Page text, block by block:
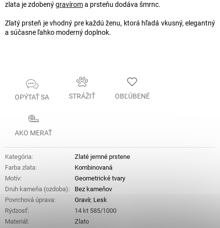
zlata je zdobenýgravíroma prsteňu dodáva šmrnc.
Zlatý prsteň je vhodný pre každú ženu, ktorá hľadá vkusný, elegantný
a súčasne ľahko moderný doplnok.
OPÝTAŤ SA STRÁŽIŤ OBĽÚBENÉ
AKO MERAŤ
Kategória:
Zlaté jemné prstene
Farba zlata:
Kombinovaná
Motív:
Geometrické tvary
Druh kameňa (ozdoba):
Bez kameňov
Povrchová úprava: Gravír, Lesk
Rýdzosť:
14 kt 585/1000
Materiál :
Zlato